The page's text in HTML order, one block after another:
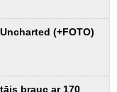
(+FOTO)
brauc ar 170